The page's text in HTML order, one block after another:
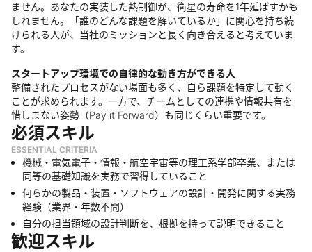
ません。あなたの実装した熱制御が、衛星の寿命を1年延ばすかも
しれません。「誰のどんな課題を解いているか」に関心を持ち続
けられる人が、当社のミッションと長く向き合えると考えていま
す。
スタートアップ環境での自律的な動き方ができる人
整備されたプロセスがない場面も多く、自ら課題を特定して動く
ことが求められます。一方で、チームとしての連携や情報共有を
惜しまない姿勢（Pay it Forward）も同じくらい重要です。
必須スキル
ESSENTIAL CRITERIA
機械・電気電子・情報・航空宇宙等の理工系学部卒業、または
同等の基礎知識を実務で習得していること
何らかの製品・装置・ソフトウェアの設計・開発に関する実務
経験（業界・年数不問）
自分の担当領域の設計判断を、根拠を持って説明できること
歓迎スキル